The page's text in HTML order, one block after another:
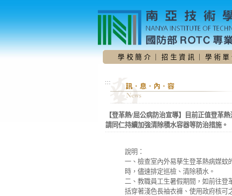
要
內
學 校 簡 介 招 生 資 訊 學 術 單
:::
【登革熱/屈公病防治宣導】目前正值登革
請同仁持續加強清除積水容器等防治措施。
說明：
一、檢查室內外易孳生登革熱病媒蚊
時，儘速排定巡檢、清除積水。
二、教職員工生暑假期間，如前往登
括穿著淺色長袖衣褲、使用政府核可